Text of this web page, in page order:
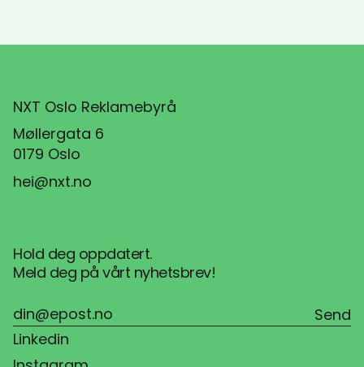
NXT Oslo Reklamebyrå
Møllergata 6
0179 Oslo
hei@nxt.no
Hold deg oppdatert.
Meld deg på vårt nyhetsbrev!
Linkedin